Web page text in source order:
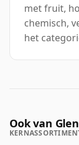
met fruit,
chemisch,
het
Ook van